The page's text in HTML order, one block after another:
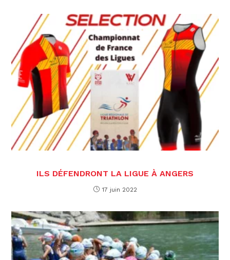
ILS DÉFENDRONT LA LIGUE À ANGERS
17 juin 2022